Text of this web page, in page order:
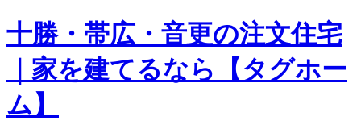
十勝・帯広・音更の注文住宅
｜家を建てるなら【タグホー
ム】